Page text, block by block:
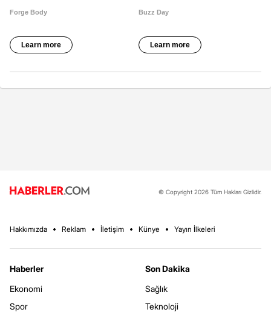
© Copyright 2026 Tüm Hakları Gizlidir.
Hakkımızda Reklam İletişim Künye Yayın İlkeleri
Haberler
Ekonomi
Spor
Son Dakika
Sağlık
Teknoloji